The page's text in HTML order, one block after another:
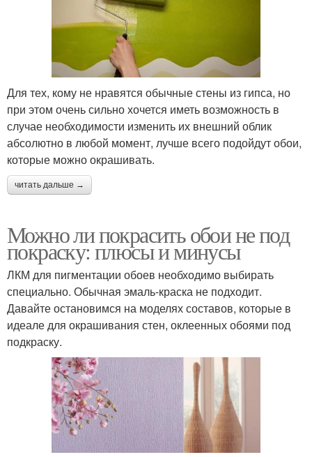
Для тех, кому не нравятся обычные стены из гипса, но
при этом очень сильно хочется иметь возможность в
случае необходимости изменить их внешний облик
абсолютно в любой момент, лучше всего подойдут обои,
которые можно окрашивать.
читать дальше →
Можно ли покрасить обои не под
покраску: плюсы и минусы
ЛКМ для пигментации обоев необходимо выбирать
специально. Обычная эмаль-краска не подходит.
Давайте остановимся на моделях составов, которые в
идеале для окрашивания стен, оклеенных обоями под
подкраску.